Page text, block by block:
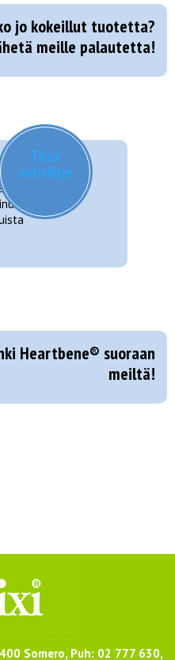
jo kokeillut tuotetta?
meille palautetta!
ja
myös
Tilaa
uutiskirje
Heartbene® suoraan
meiltä!
Somero, Puh: 02 777 630,